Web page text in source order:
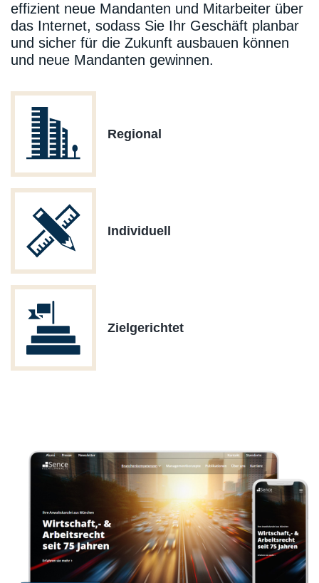
effizient neue Mandanten und Mitarbeiter über
das Internet, sodass Sie Ihr Geschäft planbar
und sicher für die Zukunft ausbauen können
und neue Mandanten gewinnen.
Regional
Individuell
Zielgerichtet